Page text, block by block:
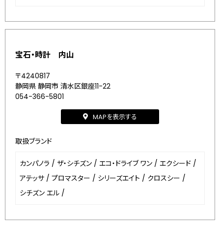
宝石・時計 内山
〒4240817
静岡県 静岡市 清水区銀座11-22
054-366-5801
MAPを表示する
取扱ブランド
カンパノラ / ザ・シチズン / エコ・ドライブ ワン / エクシード /
アテッサ / プロマスター / シリーズエイト / クロスシー /
シチズン エル /